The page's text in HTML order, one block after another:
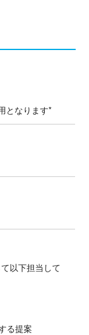
となります*
以下担当して
る提案